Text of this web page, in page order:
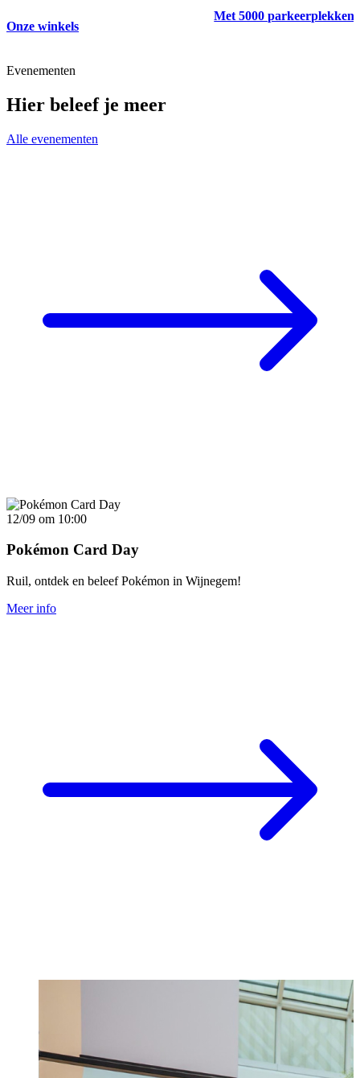
Onze winkels
Met 5000 parkeerplekken
Evenementen
Hier beleef je meer
Alle evenementen
12/09 om 10:00
Pokémon Card Day
Ruil, ontdek en beleef Pokémon in Wijnegem!
Meer info